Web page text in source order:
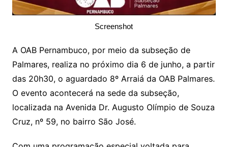
Screenshot
A OAB Pernambuco, por meio da subseção de
Palmares, realiza no próximo dia 6 de junho, a partir
das 20h30, o aguardado 8º Arraiá da OAB Palmares.
O evento acontecerá na sede da subseção,
localizada na Avenida Dr. Augusto Olímpio de Souza
Cruz, nº 59, no bairro São José.